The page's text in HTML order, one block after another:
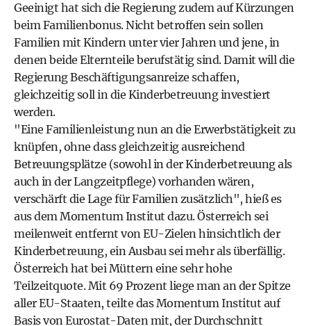
Geeinigt hat sich die Regierung zudem auf Kürzungen
beim Familienbonus. Nicht betroffen sein sollen
Familien mit Kindern unter vier Jahren und jene, in
denen beide Elternteile berufstätig sind. Damit will die
Regierung Beschäftigungsanreize schaffen,
gleichzeitig soll in die Kinderbetreuung investiert
werden.
"Eine Familienleistung nun an die Erwerbstätigkeit zu
knüpfen, ohne dass gleichzeitig ausreichend
Betreuungsplätze (sowohl in der Kinderbetreuung als
auch in der Langzeitpflege) vorhanden wären,
verschärft die Lage für Familien zusätzlich", hieß es
aus dem Momentum Institut dazu. Österreich sei
meilenweit entfernt von EU-Zielen hinsichtlich der
Kinderbetreuung, ein Ausbau sei mehr als überfällig.
Österreich hat bei Müttern eine sehr hohe
Teilzeitquote. Mit 69 Prozent liege man an der Spitze
aller EU-Staaten, teilte das Momentum Institut auf
Basis von Eurostat-Daten mit, der Durchschnitt